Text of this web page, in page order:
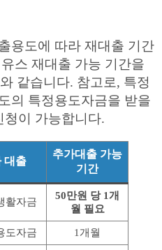
용도에 따라 재대출 기간
스 재대출 가능 기간을
같습니다. 참고로, 특정
의 특정용도자금을 받을
청이 가능합니다.
대출
추가대출 가능
기간
활자금
50만원 당 1개
월 필요
도자금 1개월